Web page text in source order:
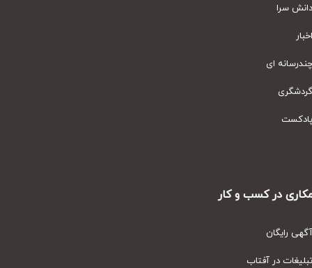
سرا
ای
در کسب و کار
رایگان
در آفتاب